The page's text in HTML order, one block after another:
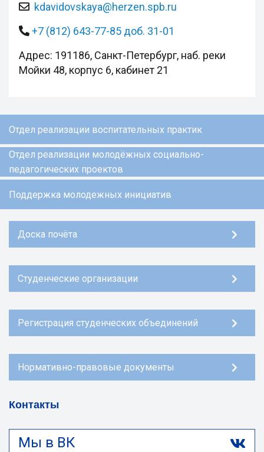
kdavidovskaya@herzen.spb.ru
+7 (812) 643-77-85 доб. 31-01
Адрес: 191186, Санкт-Петербург, наб. реки
Мойки 48, корпус 6, кабинет 21
Отдел реализации воспитательных практик
Отдел реализации молодёжных социально-
педагогических проектов
Поддержка молодежных инициатив
Доска почёта
Студенческие организации
Регистрация студенческих объединений
Нормативно-правовые документы
Контакты
Мы в ВК